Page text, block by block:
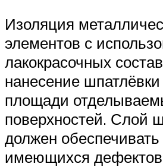
Изоляция
элементов с
лакокрасочных
нанесение
площади
поверхностей. Слой
должен
имеющихся